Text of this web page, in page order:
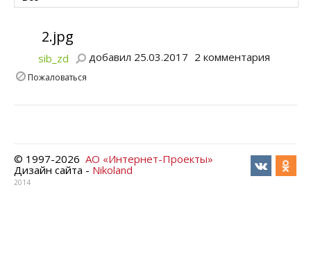
2.jpg
sib_zd добавил 25.03.2017 2 комментария
Пожаловаться
© 1997-2026 АО «Интернет-Проекты»
Дизайн сайта - Nikoland
2014